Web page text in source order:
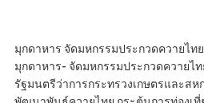
มุกดาหาร จัดมหกรรมประกวดควายไท
มุกดาหาร- จัดมหกรรมประกวดควายไ
รัฐมนตรีว่าการกระทรวงเกษตรและส